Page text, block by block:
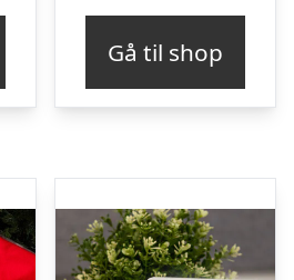
Gå til shop